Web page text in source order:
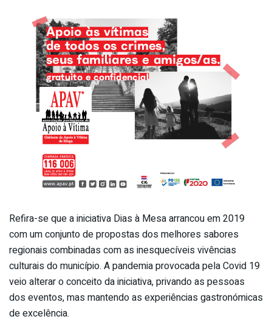
Refira-se que a iniciativa Dias à Mesa arrancou em 2019
com um conjunto de propostas dos melhores sabores
regionais combinadas com as inesquecíveis vivências
culturais do município. A pandemia provocada pela Covid 19
veio alterar o conceito da iniciativa, privando as pessoas
dos eventos, mas mantendo as experiências gastronómicas
de excelência.